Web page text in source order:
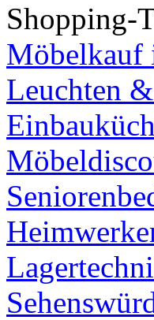
Shopping-
Möbelkauf
Leuchten